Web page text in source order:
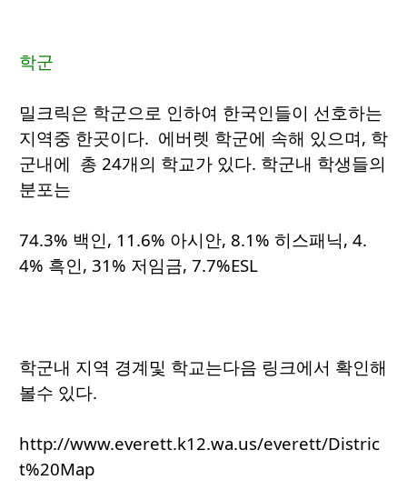
학군
밀크릭은 학군으로 인하여 한국인들이 선호하는
지역중 한곳이다. 에버렛 학군에 속해 있으며, 학
군내에 총 24개의 학교가 있다. 학군내 학생들의
분포는
74.3% 백인, 11.6% 아시안, 8.1% 히스패닉, 4.
4% 흑인, 31% 저임금, 7.7%ESL
학군내 지역 경계및 학교는다음 링크에서 확인해
볼수 있다.
http://www.everett.k12.wa.us/everett/Distric
t%20Map